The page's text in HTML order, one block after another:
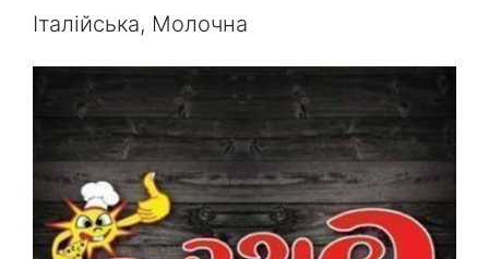
Італійська, Молочна